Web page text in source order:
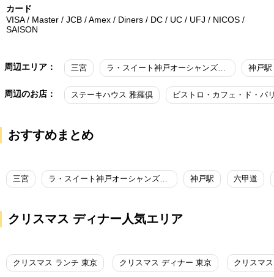
カード
VISA / Master / JCB / Amex / Diners / DC / UC / UFJ / NICOS /
SAISON
周辺エリア： 三宮 ラ・スイート神戸オーシャンズガーデン 神戸駅
周辺のお店： ステーキハウス 雅羅倶 ビストロ・カフェ・ド・パ
おすすめまとめ
三宮 ラ・スイート神戸オーシャンズガーデン 神戸駅 六甲道
クリスマス ディナー人気エリア
クリスマス ランチ 東京 クリスマス ディナー 東京 クリスマ